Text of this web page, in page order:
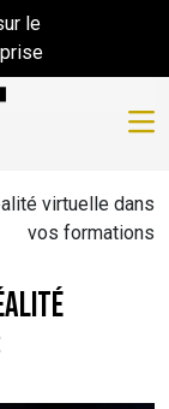
le
virtuelle dans
vos formations